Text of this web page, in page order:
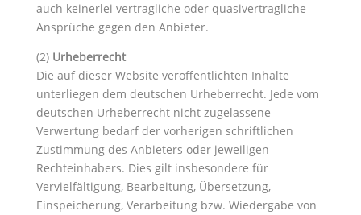
auch keinerlei vertragliche oder quasivertragliche
Ansprüche gegen den Anbieter.
(2) Urheberrecht
Die auf dieser Website veröffentlichten Inhalte
unterliegen dem deutschen Urheberrecht. Jede vom
deutschen Urheberrecht nicht zugelassene
Verwertung bedarf der vorherigen schriftlichen
Zustimmung des Anbieters oder jeweiligen
Rechteinhabers. Dies gilt insbesondere für
Vervielfältigung, Bearbeitung, Übersetzung,
Einspeicherung, Verarbeitung bzw. Wiedergabe von